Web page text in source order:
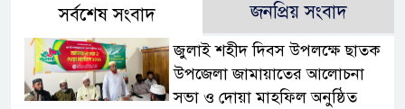
সর্বশেষ সংবাদ জনপ্রিয় সংবাদ
জুলাই শহীদ দিবস উপলক্ষে ছাতক
উপজেলা জামায়াতের আলোচনা
সভা ও দোয়া মাহফিল অনুষ্ঠিত